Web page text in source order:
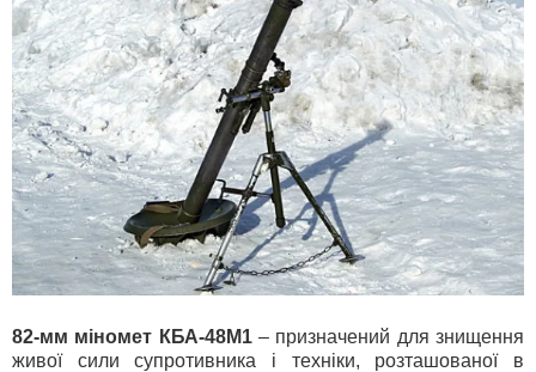
82-мм міномет КБА-48М1– призначений для знищення
живої сили супротивника і техніки, розташованої в